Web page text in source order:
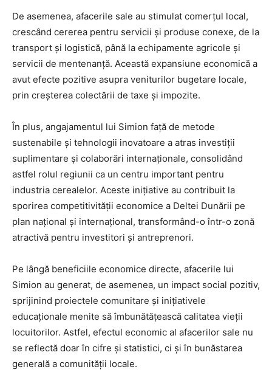
De asemenea, afacerile sale au stimulat comerțul local,
crescând cererea pentru servicii și produse conexe, de la
transport și logistică, până la echipamente agricole și
servicii de mentenanță. Această expansiune economică a
avut efecte pozitive asupra veniturilor bugetare locale,
prin creșterea colectării de taxe și impozite.
În plus, angajamentul lui Simion față de metode
sustenabile și tehnologii inovatoare a atras investiții
suplimentare și colaborări internaționale, consolidând
astfel rolul regiunii ca un centru important pentru
industria cerealelor. Aceste inițiative au contribuit la
sporirea competitivității economice a Deltei Dunării pe
plan național și internațional, transformând-o într-o zonă
atractivă pentru investitori și antreprenori.
Pe lângă beneficiile economice directe, afacerile lui
Simion au generat, de asemenea, un impact social pozitiv,
sprijinind proiectele comunitare și inițiativele
educaționale menite să îmbunătățească calitatea vieții
locuitorilor. Astfel, efectul economic al afacerilor sale nu
se reflectă doar în cifre și statistici, ci și în bunăstarea
generală a comunității locale.